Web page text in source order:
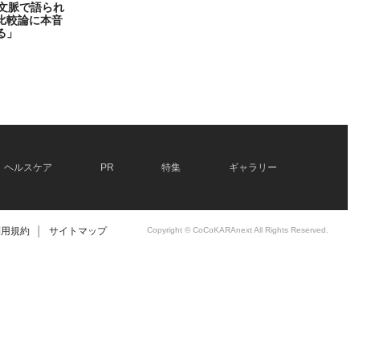
脈で語られ
較論に本音
ヘルスケア PR 特集 ギャラリー
規約 サイトマップ Copyright © CoCoKARAnext All Rights Reserved.